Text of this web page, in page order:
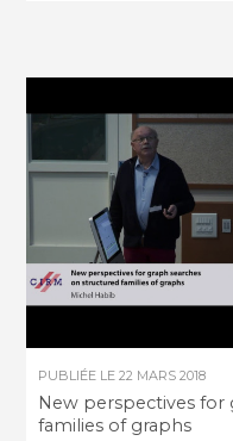
PUBLIÉE LE22 MARS 2018
New perspectives for
families of graphs